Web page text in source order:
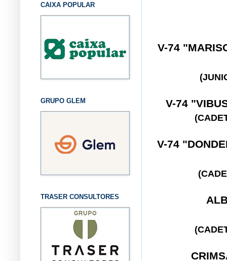
V-74
V-74
V-74
CAIXA POPULAR
GRUPO GLEM
TRASER CONSULTORES